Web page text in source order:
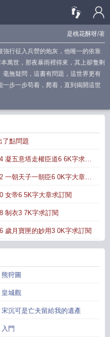
是桃花酥呀/著
行征入兵營的炮灰，他唯一的依靠
萬世，那夜暴雨裡得來，其上卻隻剩
無疑問，這書有問題，這世界更有
步一步苟着，爬着，直到揭開這世
了點問題
凝五意塔走權臣道6 6K字求訂
一朝天子一朝臣6 0K字大章求
閱女帝6 5K字大章求訂閱
制衣3 7K字求訂閱
歲月寶匣的妙用3 0K字求訂閱
熊狩圖
皇城觀
宋沉可是亡夫留給我的遺產
入門